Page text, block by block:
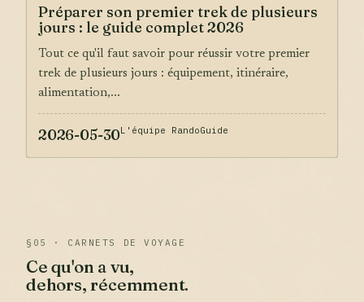
Préparer son premier trek de plusieurs
jours : le guide complet 2026
Tout ce qu'il faut savoir pour réussir votre premier
trek de plusieurs jours : équipement, itinéraire,
alimentation,...
2026-05-30L'équipe RandoGuide
§05 · CARNETS DE VOYAGE
Ce qu'on a vu,
dehors, récemment.